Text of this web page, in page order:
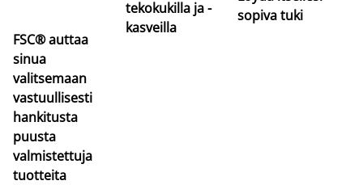
FSC® auttaa
sinua
valitsemaan
vastuullisesti
hankitusta
puusta
valmistettuja
tuotteita
tekokukilla ja -
kasveilla
sopiva tuki